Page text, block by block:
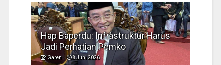
Hap Baperdu: Infrastruktur Harus
Jadi Perhatian Pemko
Garen 8 Juni 2026